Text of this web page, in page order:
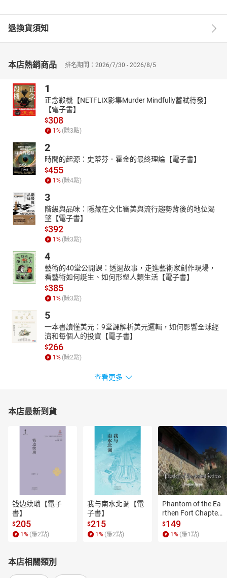
退換貨須知
本店熱銷商品 排名期間：2026/7/30 - 2026/8/5
1
正念殺機【NETFLIX影集Murder Mindfully蓄弒待發】
【電子書】
$308
1% (賺3點)
2
時間的起源：史蒂芬．霍金的最終理論【電子書】
$455
1% (賺4點)
3
階級與品味：隱藏在文化審美與流行趨勢背後的地位渴
望【電子書】
$392
1% (賺3點)
4
藝術的40堂公開課：透過故事，走進藝術家創作現場，
看藝術如何誕生、如何形塑人類生活【電子書】
$385
1% (賺3點)
5
一本書讀懂美元：9堂課解析美元邏輯，如何影響全球經
濟和每個人的投資【電子書】
$266
1% (賺2點)
查看更多
本店最新到貨
钱边续琐【電子
書】
$205
1 % (賺2點)
我与南水北调【電
子書】
$215
1 % (賺2點)
Phantom of the Ea
rthen Fort Chapter
4【有聲書】
$149
1 % (賺1 點)
本店相關類別